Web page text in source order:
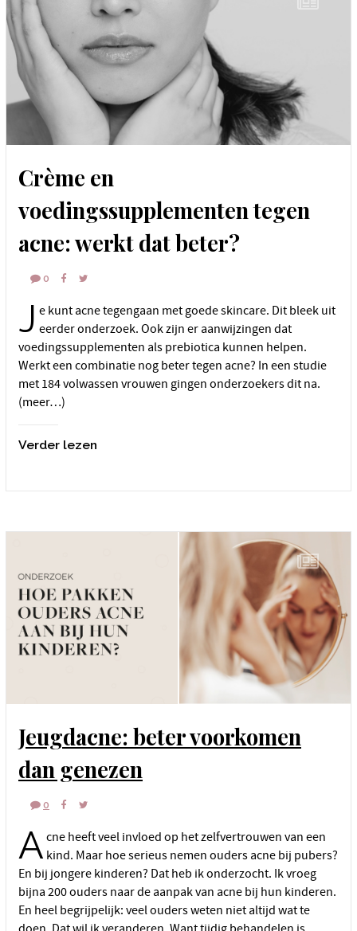
Crème en
voedingssupplementen tegen
acne: werkt dat beter?
0
J e kunt acne tegengaan met goede skincare. Dit bleek uit
eerder onderzoek. Ook zijn er aanwijzingen dat
voedingssupplementen als prebiotica kunnen helpen.
Werkt een combinatie nog beter tegen acne? In een studie
met 184 volwassen vrouwen gingen onderzoekers dit na.
(meer…)
Verder lezen
Jeugdacne: beter voorkomen
dan genezen
0
A cne heeft veel invloed op het zelfvertrouwen van een
kind. Maar hoe serieus nemen ouders acne bij pubers?
En bij jongere kinderen? Dat heb ik onderzocht. Ik vroeg
bijna 200 ouders naar de aanpak van acne bij hun kinderen.
En heel begrijpelijk: veel ouders weten niet altijd wat te